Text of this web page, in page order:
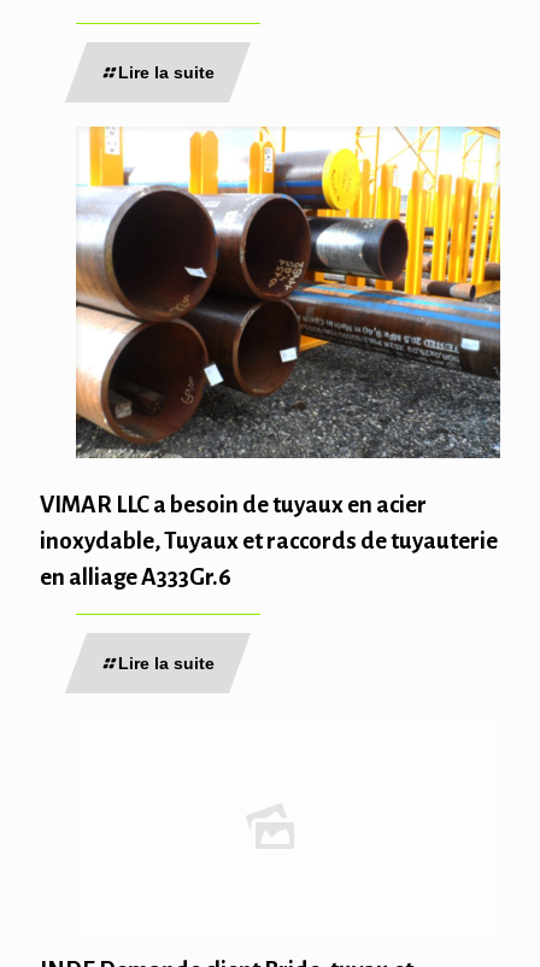
Lire la suite
VIMAR LLC a besoin de tuyaux en acier
inoxydable, Tuyaux et raccords de tuyauterie
en alliage A333Gr.6
Lire la suite